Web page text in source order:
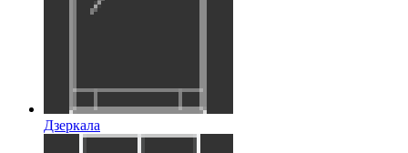
Дзеркала